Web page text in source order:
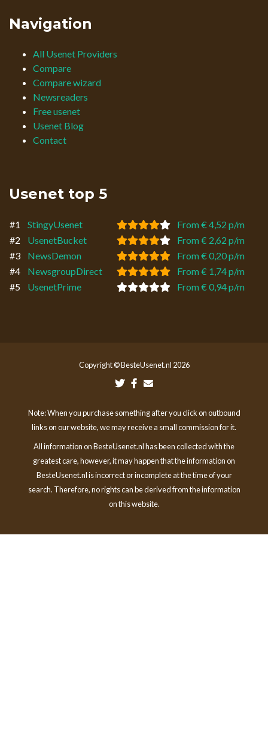
Navigation
All Usenet Providers
Compare
Compare wizard
Newsreaders
Free usenet
Usenet Blog
Contact
Usenet top 5
#1 StingyUsenet
From € 4,52 p/m
#2
UsenetBucket
From € 2,62 p/m
#3
NewsDemon
From € 0,20 p/m
#4
NewsgroupDirect
From € 1,74 p/m
#5
UsenetPrime From € 0,94 p/m
Copyright © BesteUsenet.nl 2026
Note: When you purchase something after you click on outbound
links on our website, we may receive a small commission for it.
All information on BesteUsenet.nl has been collected with the
greatest care, however, it may happen that the information on
BesteUsenet.nl is incorrect or incomplete at the time of your
search. Therefore, no rights can be derived from the information
on this website.